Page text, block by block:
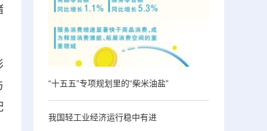
“十五五”专项规划里的“柴米油盐”
我国轻工业经济运行稳中有进